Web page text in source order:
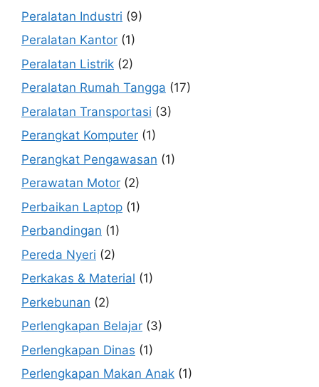
Peralatan Industri (9)
Peralatan Kantor (1)
Peralatan Listrik (2)
Peralatan Rumah Tangga (17)
Peralatan Transportasi (3)
Perangkat Komputer (1)
Perangkat Pengawasan (1)
Perawatan Motor (2)
Perbaikan Laptop (1)
Perbandingan (1)
Pereda Nyeri (2)
Perkakas & Material (1)
Perkebunan (2)
Perlengkapan Belajar (3)
Perlengkapan Dinas (1)
Perlengkapan Makan Anak (1)